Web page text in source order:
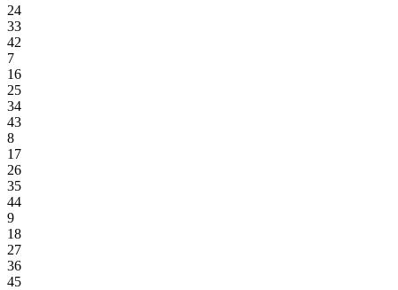
24
33
42
7
16
25
34
43
8
17
26
35
44
9
18
27
36
45